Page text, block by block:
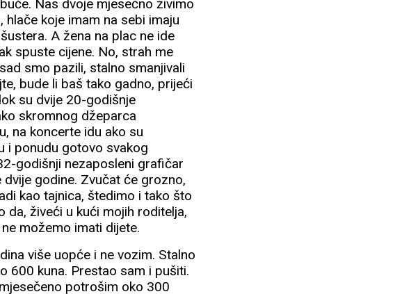
Nas dvoje mjesečno živimo
koje imam na sebi imaju
A žena na plac ne ide
spuste cijene. No, strah me
smo pazili, stalno smanjivali
bude li baš tako gadno, prijeći
su dvije 20-godišnje
skromnog džeparca
na koncerte idu ako su
i ponudu gotovo svakog
godišnji nezaposleni grafičar
godine. Zvučat će grozno,
kao tajnica, štedimo i tako što
živeći u kući mojih roditelja,
možemo imati dijete.
više uopće i ne vozim. Stalno
600 kuna. Prestao sam i pušiti.
potrošim oko 300